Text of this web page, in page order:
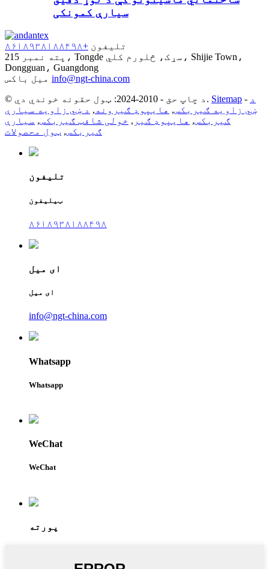
سیارې کمونکی
تلیفون +۸۶۱۸۹۳۸۱۸۸۴۹۸
پته
نمبر 215، Tongde سړک، څلورم کلي، Shijie Town،
Dongguan، Guangdong
میل باکس info@ngt-china.com
© د چاپ حق - 2010-2024: ټول حقونه خوندي دي. Sitemap - د
ښي زاویه ګیربکس, هایپوډ ګیرونه , د ښي زاویه سیارې
ګیربکس, هایپوډ ګیر , خولی شافټ ګیربکس, سیارې
ګیربکس, ټول محصولات
تلیفون
ټیلیفون
۸۶۱۸۹۳۸۱۸۸۴۹۸
ای میل
ای میل
info@ngt-china.com
Whatsapp
Whatsapp
WeChat
WeChat
پورته